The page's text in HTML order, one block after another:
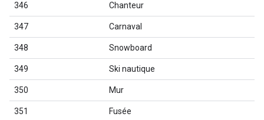
346 Chanteur
347 Carnaval
348 Snowboard
349 Ski nautique
350 Mur
351 Fusée